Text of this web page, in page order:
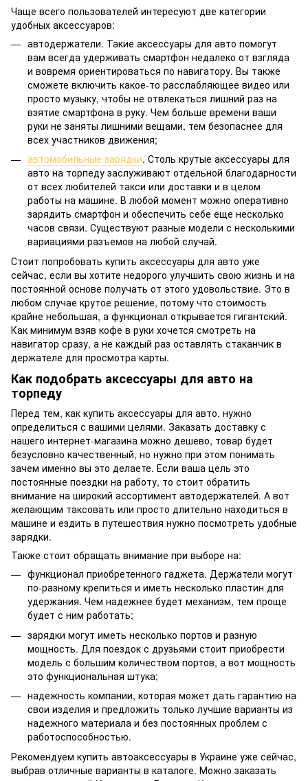
Чаще всего пользователей интересуют две категории
удобных аксессуаров:
автодержатели. Такие аксессуары для авто помогут
вам всегда удерживать смартфон недалеко от взгляда
и вовремя ориентироваться по навигатору. Вы также
сможете включить какое-то расслабляющее видео или
просто музыку, чтобы не отвлекаться лишний раз на
взятие смартфона в руку. Чем больше времени ваши
руки не заняты лишними вещами, тем безопаснее для
всех участников движения;
автомобильные зарядки. Столь крутые аксессуары для
авто на торпеду заслуживают отдельной благодарности
от всех любителей такси или доставки и в целом
работы на машине. В любой момент можно оперативно
зарядить смартфон и обеспечить себе еще несколько
часов связи. Существуют разные модели с несколькими
вариациями разъемов на любой случай.
Стоит попробовать купить аксессуары для авто уже
сейчас, если вы хотите недорого улучшить свою жизнь и на
постоянной основе получать от этого удовольствие. Это в
любом случае крутое решение, потому что стоимость
крайне небольшая, а функционал открывается гигантский.
Как минимум взяв кофе в руки хочется смотреть на
навигатор сразу, а не каждый раз оставлять стаканчик в
держателе для просмотра карты.
Как подобрать аксессуары для авто на
торпеду
Перед тем, как купить аксессуары для авто, нужно
определиться с вашими целями. Заказать доставку с
нашего интернет-магазина можно дешево, товар будет
безусловно качественный, но нужно при этом понимать
зачем именно вы это делаете. Если ваша цель это
постоянные поездки на работу, то стоит обратить
внимание на широкий ассортимент автодержателей. А вот
желающим таксовать или просто длительно находиться в
машине и ездить в путешествия нужно посмотреть удобные
зарядки.
Также стоит обращать внимание при выборе на:
функционал приобретенного гаджета. Держатели могут
по-разному крепиться и иметь несколько пластин для
удержания. Чем надежнее будет механизм, тем проще
будет с ним работать;
зарядки могут иметь несколько портов и разную
мощность. Для поездок с друзьями стоит приобрести
модель с большим количеством портов, а вот мощность
это функциональная штука;
надежность компании, которая может дать гарантию на
свои изделия и предложить только лучшие варианты из
надежного материала и без постоянных проблем с
работоспособностью.
Рекомендуем купить автоаксессуары в Украине уже сейчас,
выбрав отличные варианты в каталоге. Можно заказать